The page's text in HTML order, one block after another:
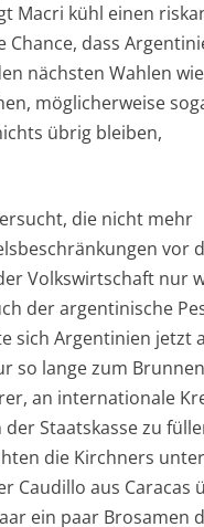
Macri kühl einen
dass
nächsten Wahlen
möglicherweise
übrig bleiben,
die nicht mehr
vor
Volkswirtschaft nur
der argentinische
sich Argentinien jetzt
so lange zum Brunnen
an internationale
Staatskasse zu
die Kirchners unter
Caudillo aus Caracas
ein paar Brosamen